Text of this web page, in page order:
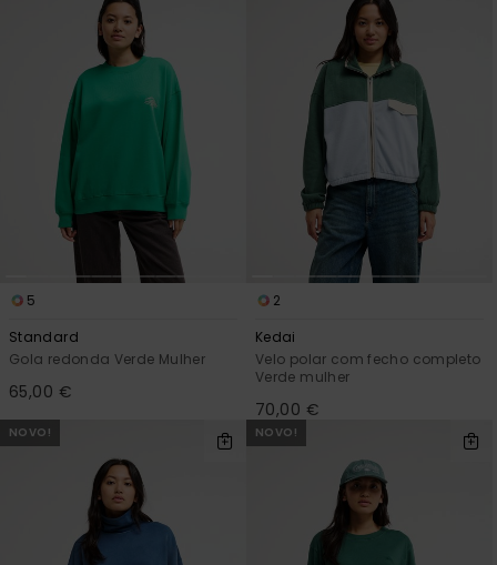
5
Standard
Gola redonda Verde Mulher
65,00 €
2
Kedai
Velo polar com fecho completo
Verde mulher
70,00 €
NOVO! NOVO!